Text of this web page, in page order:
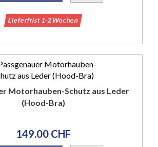
Lieferfrist 1-2 Wochen
Motorhauben-Schutz aus Leder
(Hood-Bra)
149.00 CHF